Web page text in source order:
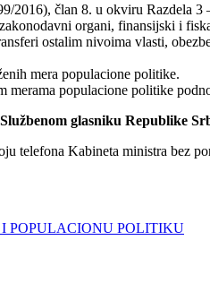
2016), član 8. u okviru Razdela
organi, finansijski i
ostalim nivoima vlasti,
mera populacione politike.
merama populacione politike
glasniku Republike
telefona Kabineta ministra
POPULACIONU POLITIKU